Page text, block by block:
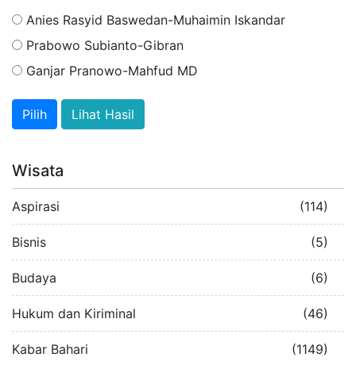
Anies Rasyid Baswedan-Muhaimin Iskandar
Prabowo Subianto-Gibran
Ganjar Pranowo-Mahfud MD
Lihat Hasil
Wisata
Aspirasi (114)
Bisnis (5)
Budaya (6)
Hukum dan Kiriminal (46)
Kabar Bahari (1149)